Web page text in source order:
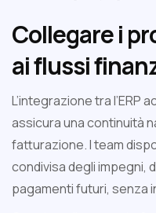
Collegare i
ai flussi
L’integrazione tra l’ERP
assicura una continuità
fatturazione. I team
condivisa degli impegni,
pagamenti futuri, senza